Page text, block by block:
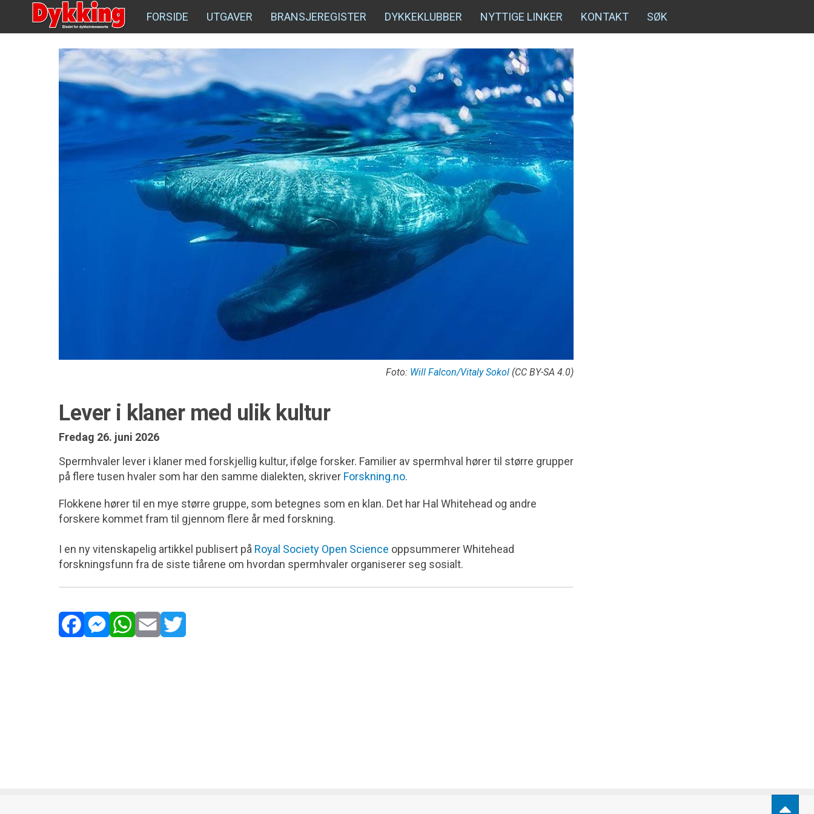
FORSIDE UTGAVER BRANSJEREGISTER DYKKEKLUBBER NYTTIGE LINKER KONTAKT SØK
Foto: Will Falcon/Vitaly Sokol (CC BY-SA 4.0)
Lever i klaner med ulik kultur
Fredag 26. juni 2026
Spermhvaler lever i klaner med forskjellig kultur, ifølge forsker. Familier av spermhval hører til større grupper
på flere tusen hvaler som har den samme dialekten, skriver Forskning.no.
Flokkene hører til en mye større gruppe, som betegnes som en klan. Det har Hal Whitehead og andre
forskere kommet fram til gjennom flere år med forskning.
I en ny vitenskapelig artikkel publisert på Royal Society Open Science oppsummerer Whitehead
forskningsfunn fra de siste tiårene om hvordan spermhvaler organiserer seg sosialt.